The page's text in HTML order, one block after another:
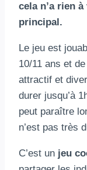
cela n’a rien
principal.
Le jeu est
10/11 ans et
attractif et
durer jusqu’à
peut paraître
n’est pas très
C’est un jeu